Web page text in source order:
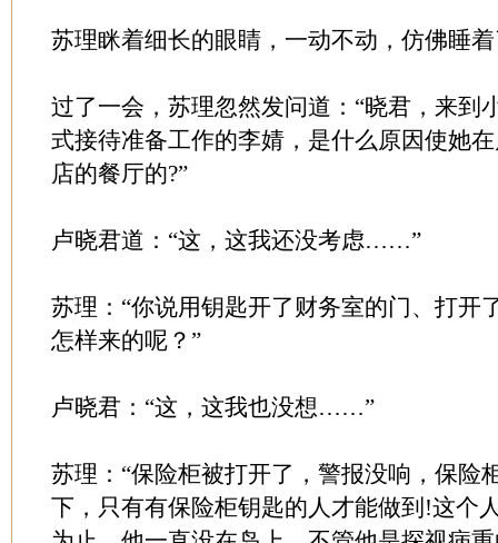
苏理眯着细长的眼睛，一动不动，仿佛睡
过了一会，苏理忽然发问道：“晓君，来到
式接待准备工作的李婧，是什么原因使她
店的餐厅的?”
卢晓君道：“这，这我还没考虑……”
苏理：“你说用钥匙开了财务室的门、打开
怎样来的呢？”
卢晓君：“这，这我也没想……”
苏理：“保险柜被打开了，警报没响，保险
下，只有有保险柜钥匙的人才能做到!这个